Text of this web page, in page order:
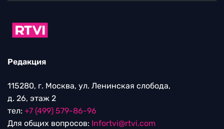
Редакция
115280, г. Москва, ул. Ленинская слобода,
д. 26, этаж 2
тел: +7 (499) 579-86-96
Для общих вопросов: Infortvi@rtvi.com